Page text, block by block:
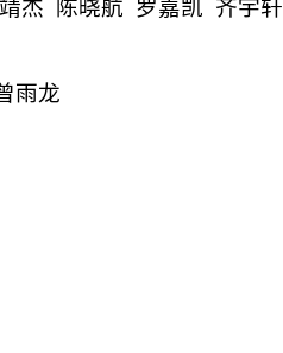
杰 陈晓航 罗嘉凯 齐宇轩
雨龙